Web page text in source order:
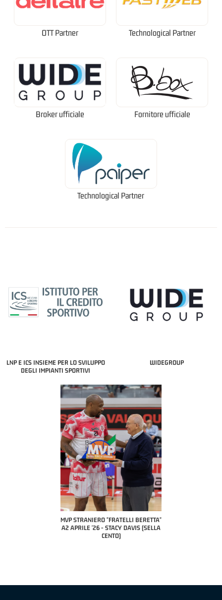
OTT Partner Technological Partner
Broker ufficiale Fornitore ufficiale
Technological Partner
LNP E ICS INSIEME PER LO SVILUPPO
DEGLI IMPIANTI SPORTIVI
WIDEGROUP
MVP STRANIERO "FRATELLI BERETTA"
A2 APRILE '26 - STACY DAVIS (SELLA
CENTO)